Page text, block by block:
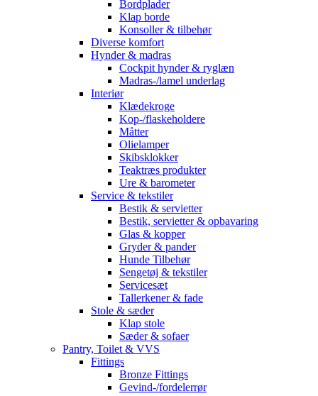
Bordplader
Klap borde
Konsoller & tilbehør
Diverse komfort
Hynder & madras
Cockpit hynder & ryglæn
Madras-/lamel underlag
Interiør
Klædekroge
Kop-/flaskeholdere
Måtter
Olielamper
Skibsklokker
Teaktræs produkter
Ure & barometer
Service & tekstiler
Bestik & servietter
Bestik, servietter & opbavaring
Glas & kopper
Gryder & pander
Hunde Tilbehør
Sengetøj & tekstiler
Servicesæt
Tallerkener & fade
Stole & sæder
Klap stole
Sæder & sofaer
Pantry, Toilet & VVS
Fittings
Bronze Fittings
Gevind-/fordelerrør